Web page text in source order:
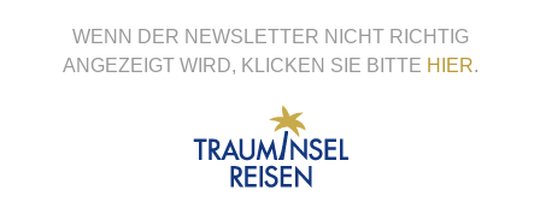
WENN DER NEWSLETTER NICHT RICHTIG
ANGEZEIGT WIRD, KLICKEN SIE BITTE HIER.